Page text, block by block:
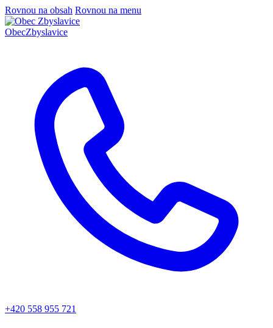
Rovnou na obsah Rovnou na menu
ObecZbyslavice
+420 558 955 721